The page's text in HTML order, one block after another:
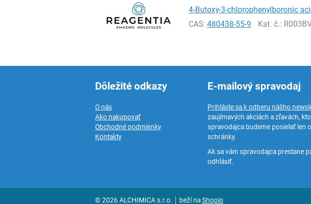
4-Butoxy-3-chlorophenylboronic
CAS:480438-55-9 Kat. č.:
Dôležité odkazy
O nás
Ako nakupovať
Obchodné podmienky
Kontakty
E-mailový spravodaj
Prihláste sa k odberu nášho
zaujímavých akciách a zľavách,
spravodajca budeme posielať len
schránky.
Ak sa vám spravodajca prestane
odhlásiť.
© 2026 ALCHIMICA s.r.o. beží naShopio